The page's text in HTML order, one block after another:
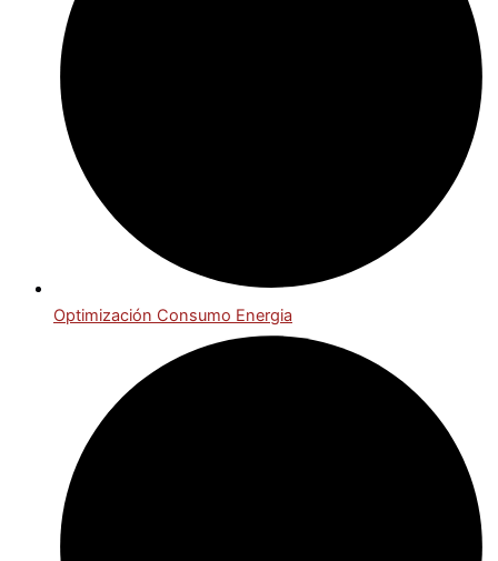
Optimización Consumo Energia